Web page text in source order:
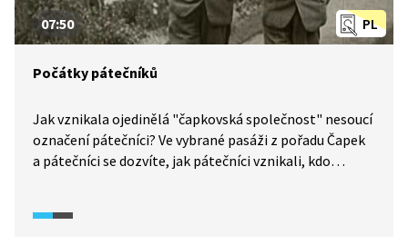
PL
07:50
Počátky pátečníků
Jak vznikala ojedinělá "čapkovská společnost" nesoucí
označení pátečníci? Ve vybrané pasáži z pořadu Čapek
a pátečníci se dozvíte, jak pátečníci vznikali, kdo
Muzeum bratří Čapků v Malých Svatoňovicích i vila